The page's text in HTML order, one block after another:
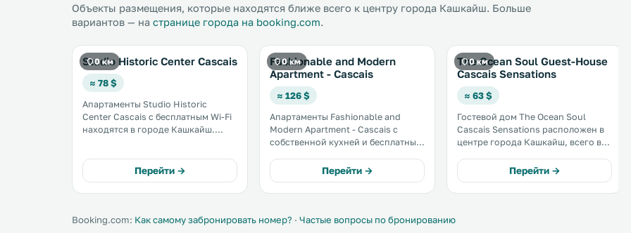
Объекты размещения, которые находятся ближе всего к центру города Кашкайш. Больше
вариантов — на странице города на booking.com.
0 км
Studio Historic Center Cascais
≈ 78 $
Апартаменты Studio Historic
Center Cascais с бесплатным Wi-Fi
находятся в городе Кашкайш.
обустроены обеденная зона и
гостиный уголок с телевизором
плоским экраном и кабельным
Перейти →
0 км
Fashionable and Modern
Apartment - Cascais
≈ 126 $
Апартаменты Fashionable and
Modern Apartment - Cascais с
собственной кухней и бесплатным
города Кашкайш, в 100 метрах от
пляжа. .
Перейти →
0 км
The Ocean Soul Guest-House
Cascais Sensations
≈ 63 $
Гостевой дом The Ocean Soul
Cascais Sensations расположен в
центре города Кашкайш, всего в
бесплатный Wi-Fi. .
Перейти →
Booking.com: Как самому забронировать номер? · Частые вопросы по бронированию